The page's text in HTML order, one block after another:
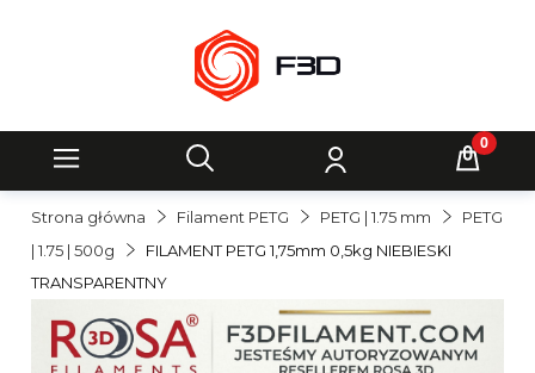
Strona główna Filament PETG PETG | 1.75 mm
PETG
| 1.75 | 500g
FILAMENT PETG 1,75mm 0,5kg NIEBIESKI
TRANSPARENTNY